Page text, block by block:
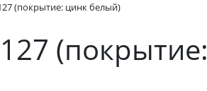
(покрытие: цинк белый)
(покрытие: